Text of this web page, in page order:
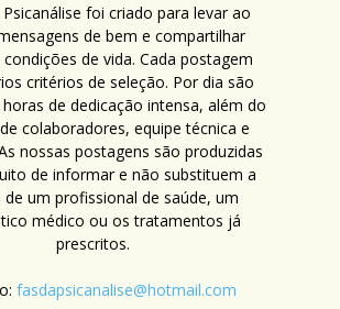
Psicanálise foi criado para levar ao
de bem e compartilhar
de vida. Cada postagem
critérios de seleção. Por dia são
de dedicação intensa, além do
colaboradores, equipe técnica e
nossas postagens são produzidas
de informar e não substituem a
de um profissional de saúde, um
médico ou os tratamentos já
prescritos.
fasdapsicanalise@hotmail.com